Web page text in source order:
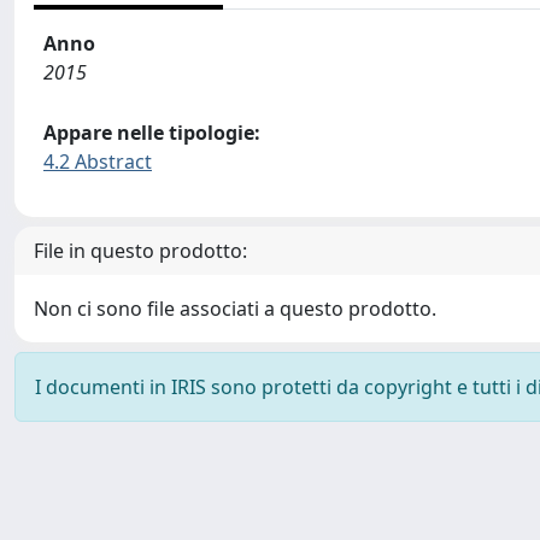
Anno
2015
Appare nelle tipologie:
4.2 Abstract
File in questo prodotto:
Non ci sono file associati a questo prodotto.
I documenti in IRIS sono protetti da copyright e tutti i